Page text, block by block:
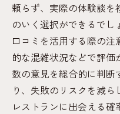
愛知県で安く
極意
口コミでコス
法
食べログのラ
安くて美味し
頼らず、実際の体験談を
のいく選択ができるでし
口コミを活用する際の
的な混雑状況などで評
数の意見を総合的に判断
り、失敗のリスクを減
レストランに出会える確